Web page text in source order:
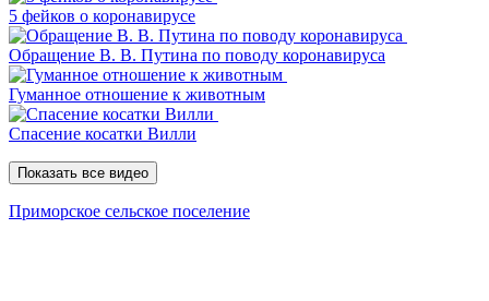
5 фейков о коронавирусе
Обращение В. В. Путина по поводу коронавируса
Гуманное отношение к животным
Спасение косатки Вилли
Показать все видео
Приморское сельское поселение